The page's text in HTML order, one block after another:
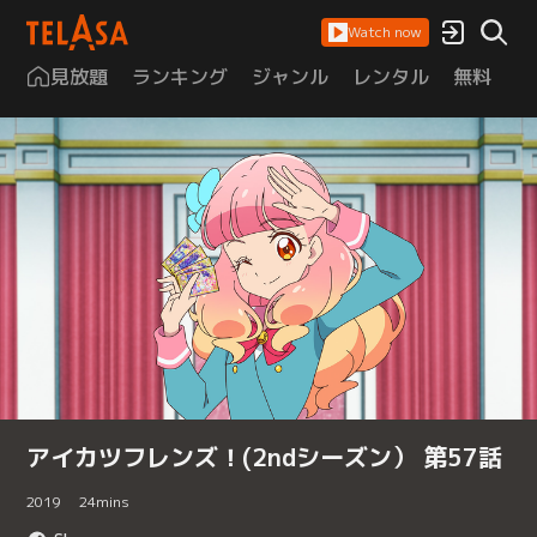
Watch now
見放題 ランキング ジャンル レンタル 無料
アイカツフレンズ！(2ndシーズン） 第57話
2019 24mins